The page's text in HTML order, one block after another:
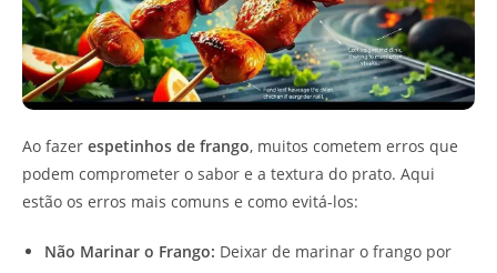
Ao fazer espetinhos de frango, muitos cometem erros que
podem comprometer o sabor e a textura do prato. Aqui
estão os erros mais comuns e como evitá-los:
Não Marinar o Frango: Deixar de marinar o frango por